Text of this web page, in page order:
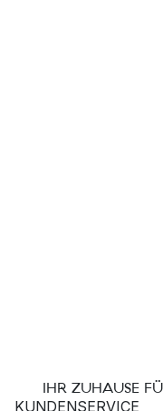
IHR ZUHAUSE
KUNDENSERVICE